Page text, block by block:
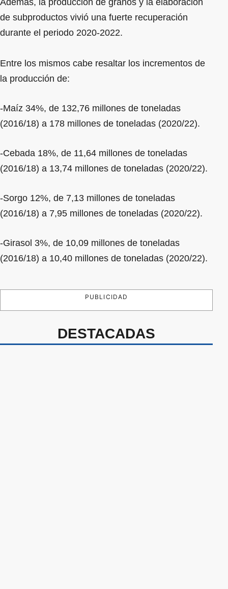
Además, la producción de granos y la elaboración
de subproductos vivió una fuerte recuperación
durante el periodo 2020-2022.
Entre los mismos cabe resaltar los incrementos de
la producción de:
-Maíz 34%, de 132,76 millones de toneladas
(2016/18) a 178 millones de toneladas (2020/22).
-Cebada 18%, de 11,64 millones de toneladas
(2016/18) a 13,74 millones de toneladas (2020/22).
-Sorgo 12%, de 7,13 millones de toneladas
(2016/18) a 7,95 millones de toneladas (2020/22).
-Girasol 3%, de 10,09 millones de toneladas
(2016/18) a 10,40 millones de toneladas (2020/22).
PUBLICIDAD
DESTACADAS